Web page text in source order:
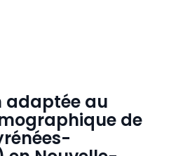
adaptée au
de